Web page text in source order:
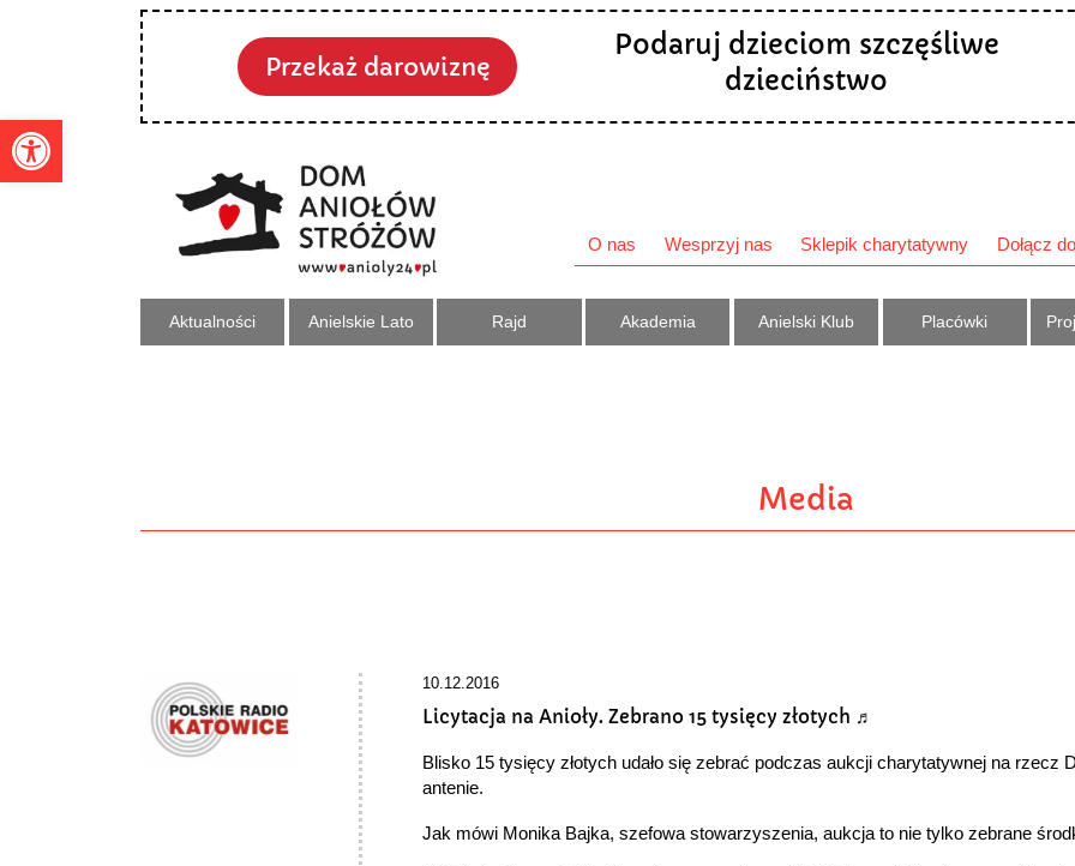
Otwórz pasek narzędzi
Przekaż darowiznę
Podaruj dzieciom szczęśliwe
dzieciństwo
O nas Wesprzyj nas Sklepik charytatywny Dołącz
Aktualności Anielskie Lato Rajd Akademia Anielski Klub Placówki
Media
10.12.2016
Licytacja na Anioły. Zebrano 15 tysięcy złotych ♬
Blisko 15 tysięcy złotych udało się zebrać podczas aukcji charytatywnej na rzecz
antenie.
Jak mówi Monika Bajka, szefowa stowarzyszenia, aukcja to nie tylko zebrane